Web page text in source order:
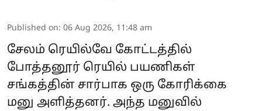
Published on: 06 Aug 2026, 11:48 am
சேலம் ரெயில்வே கோட்டத்தில்
போத்தனூர் ரெயில் பயணிகள்
சங்கத்தின் சார்பாக ஒரு கோரிக்கை
மனு அளித்தனர். அந்த மனுவில்